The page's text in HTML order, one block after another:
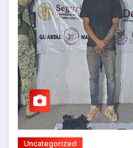
Uncategorized